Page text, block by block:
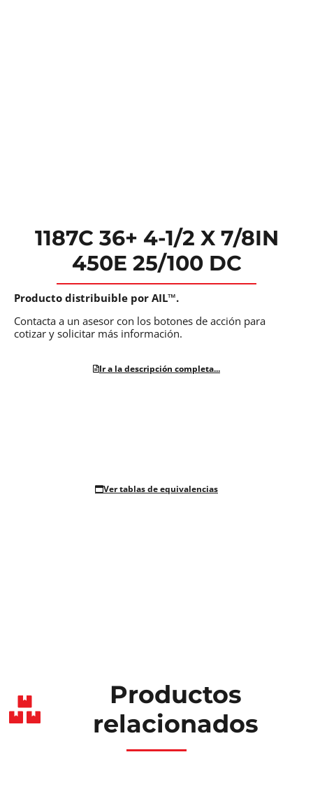
1187C 36+ 4-1/2 X 7/8IN
450E 25/100 DC
Producto distribuible por AIL™.
Contacta a un asesor con los botones de acción para
cotizar y solicitar más información.
Ir a la descripción completa...
Ver tablas de equivalencias
Productos
relacionados